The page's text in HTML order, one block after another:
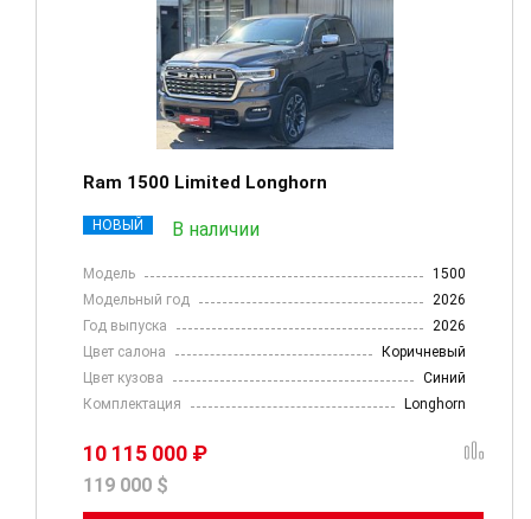
Ram 1500 Limited Longhorn
НОВЫЙ В наличии
Модель
1500
Модельный год
2026
Год выпуска
2026
Цвет салона
Коричневый
Цвет кузова
Синий
Комплектация
Longhorn
10 115 000 ₽
119 000 $